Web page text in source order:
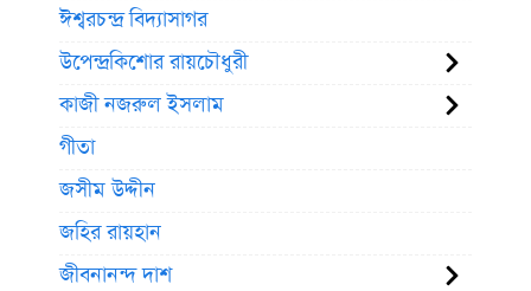
ঈশ্বরচন্দ্র বিদ্যাসাগর
উপেন্দ্রকিশোর রায়চৌধুরী
কাজী নজরুল ইসলাম
গীতা
জসীম উদ্দীন
জহির রায়হান
জীবনানন্দ দাশ